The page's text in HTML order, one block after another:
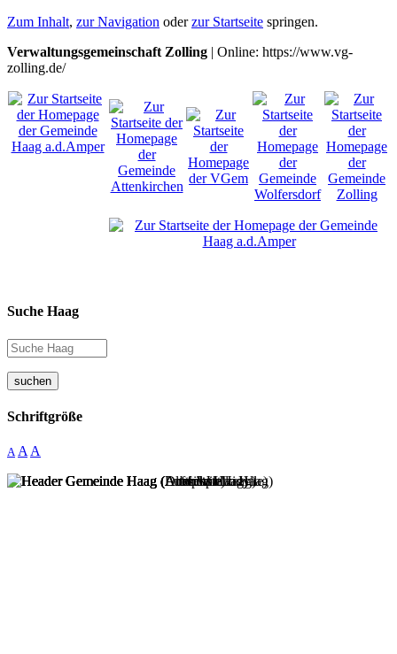
Zum Inhalt, zur Navigation oderzur Startseite springen.
Verwaltungsgemeinschaft Zolling | Online: https://www.vg-
zolling.de/
Suche Haag
suchen
Schriftgröße
A A A